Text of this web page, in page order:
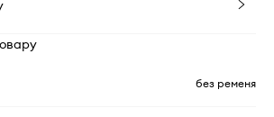
без ременя